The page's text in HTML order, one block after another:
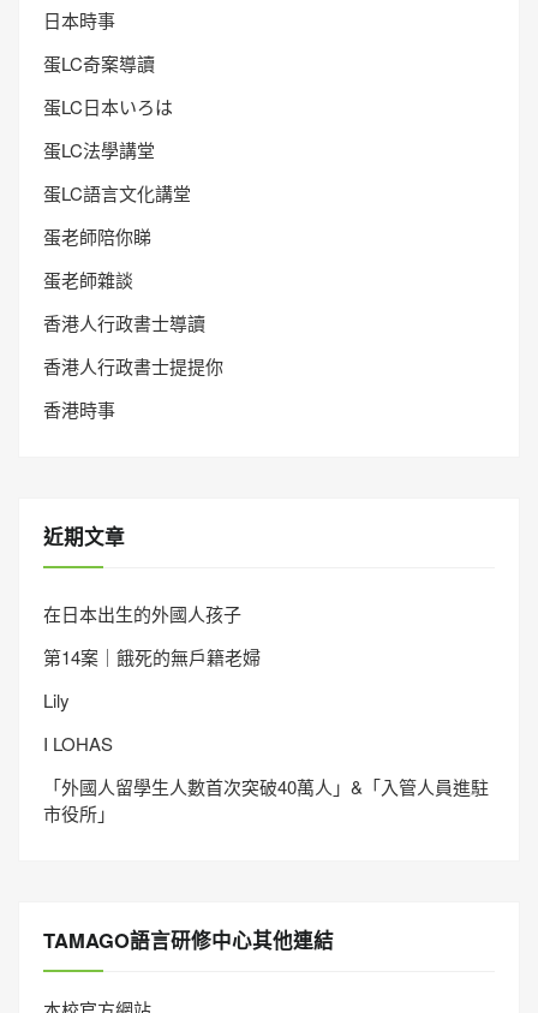
日本時事
蛋LC奇案導讀
蛋LC日本いろは
蛋LC法學講堂
蛋LC語言文化講堂
蛋老師陪你睇
蛋老師雜談
香港人行政書士導讀
香港人行政書士提提你
香港時事
近期文章
在日本出生的外國人孩子
第14案｜餓死的無戶籍老婦
Lily
I LOHAS
「外國人留學生人數首次突破40萬人」&「入管人員進駐
市役所」
TAMAGO語言研修中心其他連結